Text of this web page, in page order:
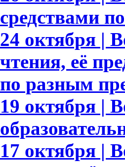
средствами
24 октября |
чтения, её
по разным
19 октября |
17 октября |